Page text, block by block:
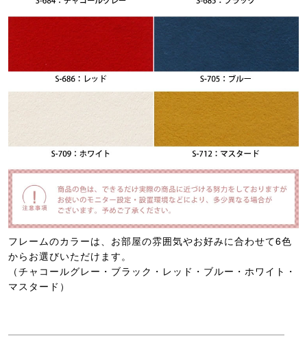
フレームのカラーは、お部屋の雰囲気やお好みに合わせて6色
からお選びいただけます。
（チャコールグレー・ブラック・レッド・ブルー・ホワイト・
マスタード）